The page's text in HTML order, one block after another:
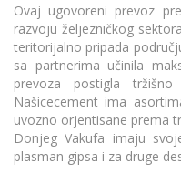
Ovaj ugovoreni prevoz
razvoju željezničkog
teritorijalno pripada
sa partnerima učinila
prevoza postigla
Našicecement ima
uvozno orjentisane prema
Donjeg Vakufa imaju
plasman gipsa i za druge